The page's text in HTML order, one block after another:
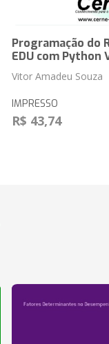
Programação do
EDU com Python
Vitor Amadeu Souza
IMPRESSO
R$ 43,74